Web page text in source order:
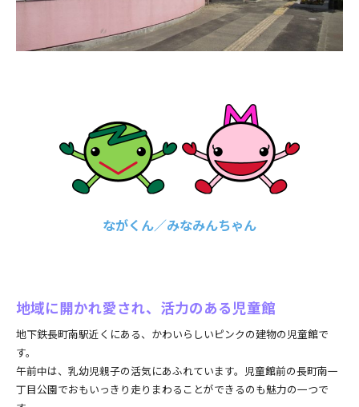
ながくん／みなみんちゃん
地域に開かれ愛され、活力のある児童館
地下鉄長町南駅近くにある、かわいらしいピンクの建物の児童館で
す。
午前中は、乳幼児親子の活気にあふれています。児童館前の長町南一
丁目公園でおもいっきり走りまわることができるのも魅力の一つで